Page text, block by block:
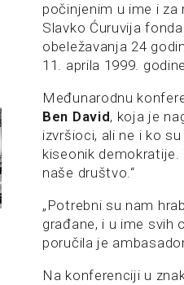
počinjenim u ime i za
Slavko Ćuruvija
obeležavanja 24
11. aprila 1999.
Međunarodnu
Ben David, koja je
izvršioci, ali ne i ko
kiseonik
naše društvo.“
„Potrebni su nam
građane, i u ime svih
poručila je
Na konferenciji u